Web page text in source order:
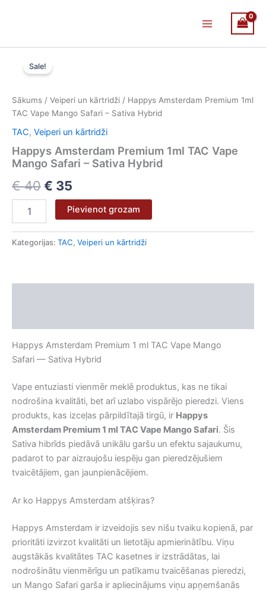
Menu
Sale!
Sākums / Veiperi un kārtridži / Happys Amsterdam Premium 1ml
TAC Vape Mango Safari – Sativa Hybrid
TAC, Veiperi un kārtridži
Happys Amsterdam Premium 1ml TAC Vape
Mango Safari – Sativa Hybrid
€40
price
was:
€ 40.
€ 35
is:
€ 35.
Amsterdam
Premium
TAC
Vape
Safari
-
Sativa
Hybrid
daudzums
Pievienot grozam
Kategorijas: TAC, Veiperi un kārtridži
Happys Amsterdam Premium 1 ml TAC Vape Mango
Safari — Sativa Hybrid
Vape entuziasti vienmēr meklē produktus, kas ne tikai
nodrošina kvalitāti, bet arī uzlabo vispārējo pieredzi. Viens
produkts, kas izceļas pārpildītajā tirgū, ir Happys
Amsterdam Premium 1 ml TAC Vape Mango Safari. Šis
Sativa hibrīds piedāvā unikālu garšu un efektu sajaukumu,
padarot to par aizraujošu iespēju gan pieredzējušiem
tvaicētājiem, gan jaunpienācējiem.
Ar ko Happys Amsterdam atšķiras?
Happys Amsterdam ir izveidojis sev nišu tvaiku kopienā, par
prioritāti izvirzot kvalitāti un lietotāju apmierinātību. Viņu
augstākās kvalitātes TAC kasetnes ir izstrādātas, lai
nodrošinātu vienmērīgu un patīkamu tvaicēšanas pieredzi,
un Mango Safari garša ir apliecinājums viņu apņemšanās